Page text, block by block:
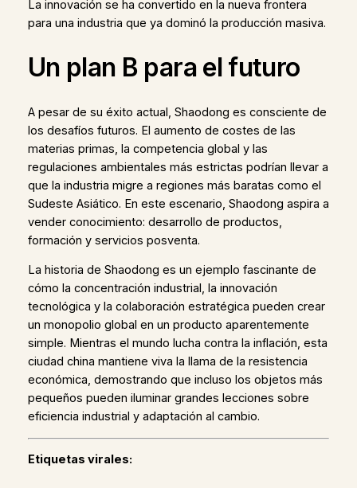
La innovación se ha convertido en la nueva frontera
para una industria que ya dominó la producción masiva.
Un plan B para el futuro
A pesar de su éxito actual, Shaodong es consciente de
los desafíos futuros. El aumento de costes de las
materias primas, la competencia global y las
regulaciones ambientales más estrictas podrían llevar a
que la industria migre a regiones más baratas como el
Sudeste Asiático. En este escenario, Shaodong aspira a
vender conocimiento: desarrollo de productos,
formación y servicios posventa.
La historia de Shaodong es un ejemplo fascinante de
cómo la concentración industrial, la innovación
tecnológica y la colaboración estratégica pueden crear
un monopolio global en un producto aparentemente
simple. Mientras el mundo lucha contra la inflación, esta
ciudad china mantiene viva la llama de la resistencia
económica, demostrando que incluso los objetos más
pequeños pueden iluminar grandes lecciones sobre
eficiencia industrial y adaptación al cambio.
Etiquetas virales: